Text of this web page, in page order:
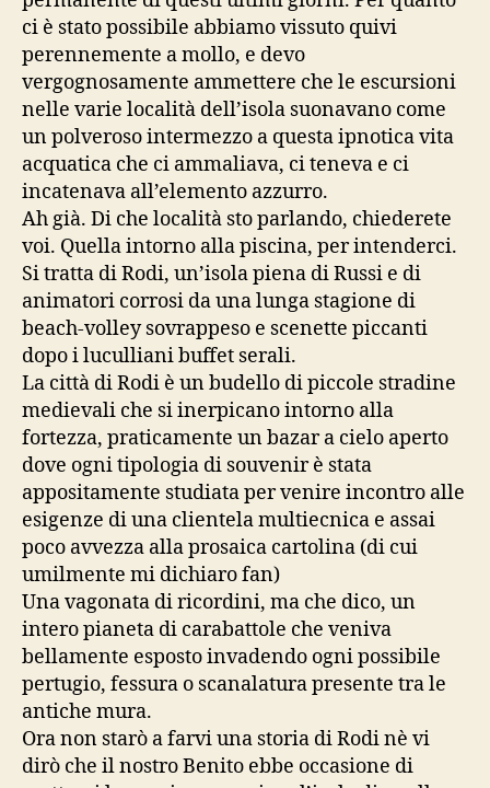
ci è stato possibile abbiamo vissuto quivi
perennemente a mollo, e devo
vergognosamente ammettere che le escursioni
nelle varie località dell’isola suonavano come
un polveroso intermezzo a questa ipnotica vita
acquatica che ci ammaliava, ci teneva e ci
incatenava all’elemento azzurro.
Ah già. Di che località sto parlando, chiederete
voi. Quella intorno alla piscina, per intenderci.
Si tratta di Rodi, un’isola piena di Russi e di
animatori corrosi da una lunga stagione di
beach-volley sovrappeso e scenette piccanti
dopo i luculliani buffet serali.
La città di Rodi è un budello di piccole stradine
medievali che si inerpicano intorno alla
fortezza, praticamente un bazar a cielo aperto
dove ogni tipologia di souvenir è stata
appositamente studiata per venire incontro alle
esigenze di una clientela multiecnica e assai
poco avvezza alla prosaica cartolina (di cui
umilmente mi dichiaro fan)
Una vagonata di ricordini, ma che dico, un
intero pianeta di carabattole che veniva
bellamente esposto invadendo ogni possibile
pertugio, fessura o scanalatura presente tra le
antiche mura.
Ora non starò a farvi una storia di Rodi nè vi
dirò che il nostro Benito ebbe occasione di